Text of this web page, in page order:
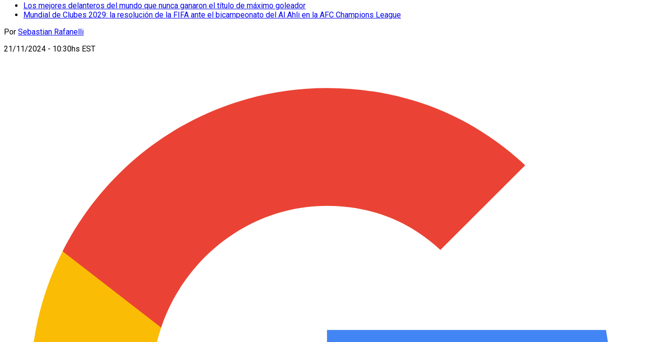
Los mejores delanteros del mundo que nunca ganaron el título de máximo goleador
Mundial de Clubes 2029: la resolución de la FIFA ante el bicampeonato del Al Ahli en la AFC Champions League
Por Sebastian Rafanelli
21/11/2024 - 10:30hs EST